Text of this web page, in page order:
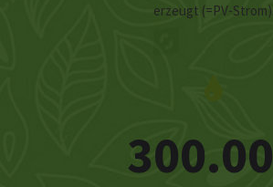
erzeugt (=PV-Strom).